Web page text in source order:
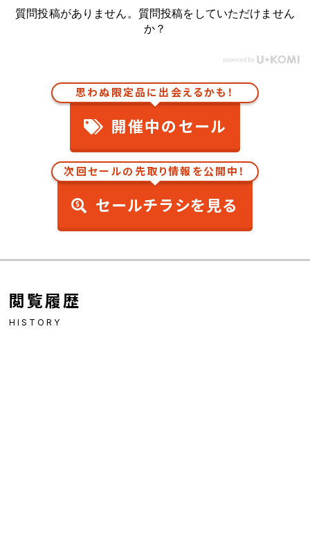
質問投稿がありません。質問投稿をしていただけません
か？
思わぬ限定品に出会えるかも！
開催中のセール
次回セールの先取り情報を公開中！
セールチラシを見る
閲覧履歴
HISTORY